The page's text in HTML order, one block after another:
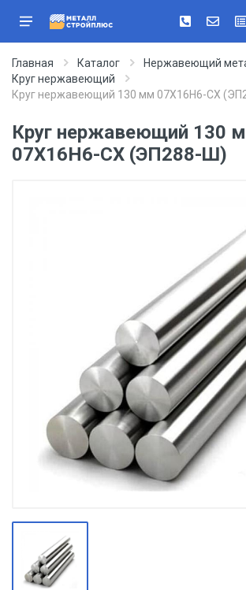
Главная Каталог
Нержавеющий
Круг нержавеющий
Круг нержавеющий 130 мм 07Х16Н6-СХ
Круг нержавеющий 130
07Х16Н6-СХ (ЭП288-Ш)